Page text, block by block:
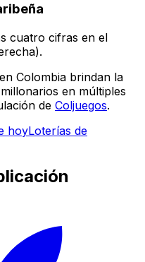
cuatro cifras en el
Colombia brindan la
en múltiples
de Coljuegos.
hoyLoterías de